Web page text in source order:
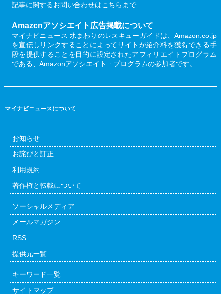
記事に関するお問い合わせはこちら まで
Amazonアソシエイト広告掲載について
マイナビニュース 水まわりのレスキューガイドは、Amazon.co.jp
を宣伝しリンクすることによってサイトが紹介料を獲得できる手
段を提供することを目的に設定されたアフィリエイトプログラム
である、Amazonアソシエイト・プログラムの参加者です。
マイナビニュースについて
お知らせ
お詫びと訂正
利用規約
著作権と転載について
ソーシャルメディア
メールマガジン
RSS
提供元一覧
キーワード一覧
サイトマップ